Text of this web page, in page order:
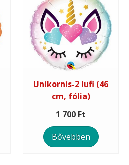
Unikornis-2 lufi (46
cm, fólia)
1 700 Ft
Bővebben